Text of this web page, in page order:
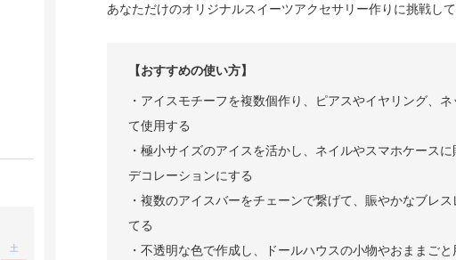
土
あなただけのオリジナルスイーツアクセサリー作りに挑戦し
【おすすめの使い方】
・アイスモチーフを複数個作り、ピアスやイヤリング、
て使用する
・極小サイズのアイスを活かし、ネイルやスマホケース
デコレーションにする
・複数のアイスバーをチェーンで繋げて、賑やかなブレ
てる
・不透明な色で作成し、ドールハウスの小物やおままご